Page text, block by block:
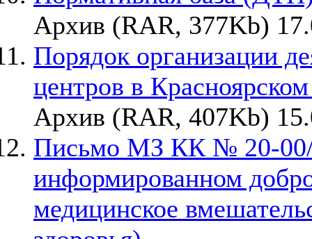
Архив (RAR, 377Kb)
Порядок организации
центров в
Архив (RAR, 407Kb)
Письмо МЗ КК № 20-00/
информированном
медицинское